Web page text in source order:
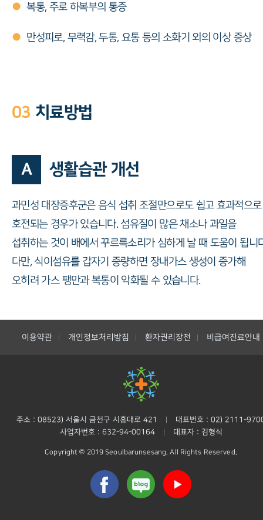
● 복통, 주로 하복부의 통증
● 만성피로, 무력감, 두통, 요통 등의 소화기 외의 이상 증상
03 치료방법
A 생활습관 개선
과민성 대장증후군은 음식 섭취 조절만으로도 쉽고 효과적으로
호전되는 경우가 있습니다. 섬유질이 많은 채소나 과일을
섭취하는 것이 배에서 꾸르륵소리가 심하게 날 때 도움이 됩니
다만, 식이섬유를 갑자기 증량하면 장내가스 생성이 증가해
오히려 가스 팽만과 복통이 악화될 수 있습니다.
이용약관 개인정보처리방침 환자권리장전 비급여진료안내
주소 : 08523) 서울시 금천구 시흥대로 421
대표번호 : 02) 2111-
사업자번호 : 632-94-00164
대표자 : 김형식
Copyright © 2019 Seoulbarunsesang. All Rights Reserved.